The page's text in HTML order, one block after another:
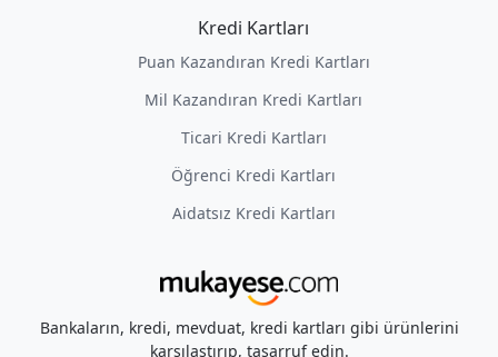
Kredi Kartları
Puan Kazandıran Kredi Kartları
Mil Kazandıran Kredi Kartları
Ticari Kredi Kartları
Öğrenci Kredi Kartları
Aidatsız Kredi Kartları
Bankaların, kredi, mevduat, kredi kartları gibi ürünlerini
karşılaştırıp, tasarruf edin.